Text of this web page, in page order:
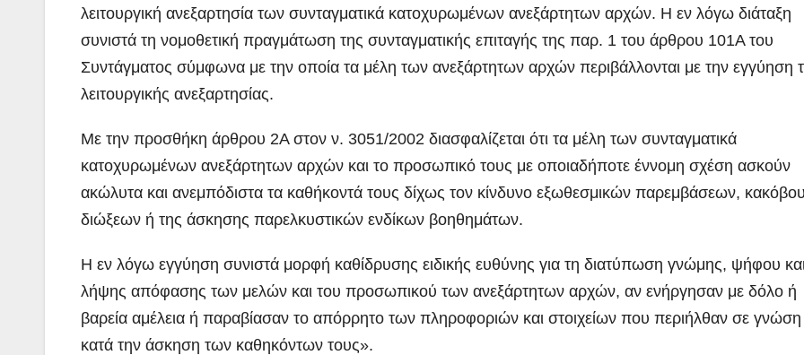
λειτουργική ανεξαρτησία των συνταγματικά κατοχυρωμένων ανεξάρτητων αρχών. Η εν λόγω διάταξη
συνιστά τη νομοθετική πραγμάτωση της συνταγματικής επιταγής της παρ. 1 του άρθρου 101Α του
Συντάγματος σύμφωνα με την οποία τα μέλη των ανεξάρτητων αρχών περιβάλλονται με την εγγύηση
λειτουργικής ανεξαρτησίας.
Με την προσθήκη άρθρου 2Α στον ν. 3051/2002 διασφαλίζεται ότι τα μέλη των συνταγματικά
κατοχυρωμένων ανεξάρτητων αρχών και το προσωπικό τους με οποιαδήποτε έννομη σχέση ασκούν
ακώλυτα και ανεμπόδιστα τα καθήκοντά τους δίχως τον κίνδυνο εξωθεσμικών παρεμβάσεων,
διώξεων ή της άσκησης παρελκυστικών ενδίκων βοηθημάτων.
Η εν λόγω εγγύηση συνιστά μορφή καθίδρυσης ειδικής ευθύνης για τη διατύπωση γνώμης, ψήφου
λήψης απόφασης των μελών και του προσωπικού των ανεξάρτητων αρχών, αν ενήργησαν με δόλο ή
βαρεία αμέλεια ή παραβίασαν το απόρρητο των πληροφοριών και στοιχείων που περιήλθαν σε γνώση
κατά την άσκηση των καθηκόντων τους».
ΝΑΥΠΛΙΟ:
Άσκηση
Λιμενικού
ADMIN
Ενημερωτική
επίσκεψη του
Προέδρου
Ιωάννη
Σμυρνιώτη στο
Ναυπλιο για το
Ολιστικό Σχέδιο
Ανακύκλωσης
ΒΙΝΤΕΟ
18 χρόνια
κάθειρξη
οδηγό και
συνοδηγό
τον